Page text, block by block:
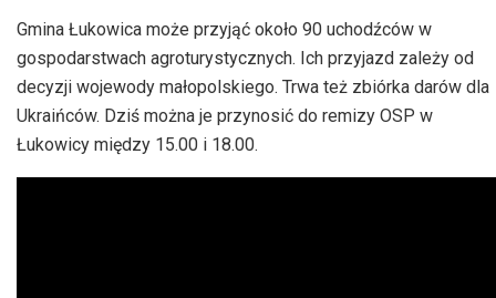
Gmina Łukowica może przyjąć około 90 uchodźców w
gospodarstwach agroturystycznych. Ich przyjazd zależy od
decyzji wojewody małopolskiego. Trwa też zbiórka darów dla
Ukraińców. Dziś można je przynosić do remizy OSP w
Łukowicy między 15.00 i 18.00.